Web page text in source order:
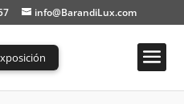
info@BarandiLux.com